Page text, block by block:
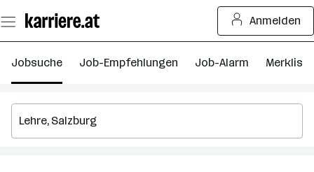
Seiteninhalt
springen
Anmelden
Jobsuche Job-Empfehlungen Job-Alarm Merkliste